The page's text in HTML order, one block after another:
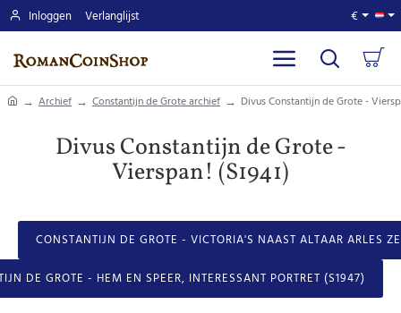
Inloggen Verlanglijst €
homeArchief Constantijn de Grote archief Divus Constantijn de Grote -
Divus Constantijn de Grote -
Vierspan! (S1941)
CONSTANTIJN DE GROTE - VICTORIA'S NAAST ALTAAR ARLES
DE GROTE - HEM EN SPEER, INTERESSANT PORTRET (S1947)